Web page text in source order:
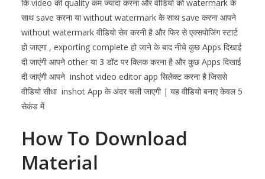
कि video की quality कम ज्यादा करना और वीडियो को watermark के
साथ save करना या without watermark के साथ save करना आपने
without watermark वीडियो सेव करनी है और फिर से एक्सपोजिंग स्टार्ट
हो जाएगा , exporting complete हो जाने के बाद नीचे कुछ Apps दिखाई
दी जाएंगी आपने other या 3 डॉट पर क्लिक करना है और कुछ Apps दिखाई
दी जाएंगी आपने inshot video editor app सिलेक्ट करना है जिससे
वीडियो सीधा inshot App के अंदर चली जाएगी | यह वीडियो बनाए केवल 5
सेकंड में
How To Download
Material